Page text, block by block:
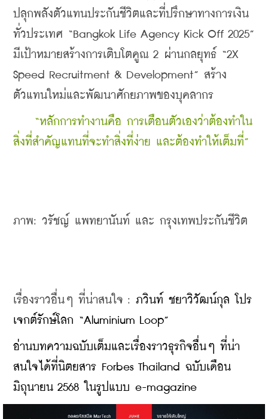
ปลุกพลังตัวแทนประกันชีวิตและที่ปรึกษาทางการเงิน
ทั่วประเทศ “Bangkok Life Agency Kick Off 2025”
มีเป้าหมายสร้างการเติบโตคูณ 2 ผ่านกลยุทธ์ “2X
Speed Recruitment & Development” สร้าง
ตัวแทนใหม่และพัฒนาศักยภาพของบุคลากร
“หลักการทํางานคือ การเตือนตัวเองว่าต้องทําใน
สิ่งที่สําคัญแทนที่จะทําสิ่งที่ง่าย และต้องทําให้เต็มที่”
ภาพ: วรัชญ์ แพทยานันท์ และ กรุงเทพประกันชีวิต
เรื่องราวอื่นๆ ที่น่าสนใจ : ภวินท์ ชยาวิวัฒน์กุล โปร
เจกต์รักษ์โลก “Aluminium Loop”
​​​อ่านบทความฉบับเต็มและเรื่องราวธุรกิจอื่นๆ ที่น่า
สนใจได้ที่นิตยสาร Forbes Thailand ฉบับเดือน
มิถุนายน 2568 ในรูปแบบ e-magazine